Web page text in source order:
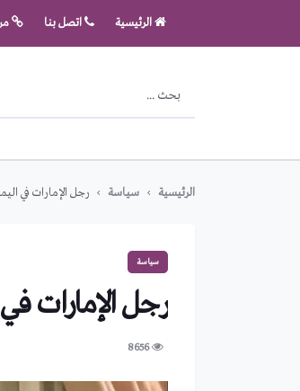
الرئيسية اتصل بنا
الرئيسية سياسة رجل الإمارات في
سياسة
رجل الإمارات
8656